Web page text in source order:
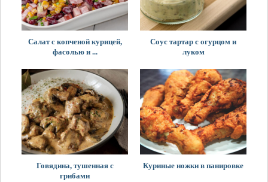
Салат с копченой курицей,
фасолью и ...
Соус тартар с огурцом и
луком
Говядина, тушенная с
грибами
Куриные ножки в панировке